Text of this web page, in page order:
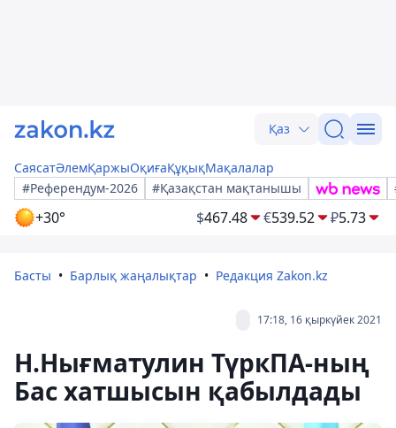
Қаз
СаясатӘлемҚаржыОқиғаҚұқықМақалалар
#Референдум-2026
#Қазақстан мақтанышы
+30° $467.48 €539.52 ₽5.73
Басты Барлық жаңалықтар Редакция Zakon.kz
17:18, 16 қыркүйек 2021
Н.Нығматулин ТүркПА-ның
Бас хатшысын қабылдады